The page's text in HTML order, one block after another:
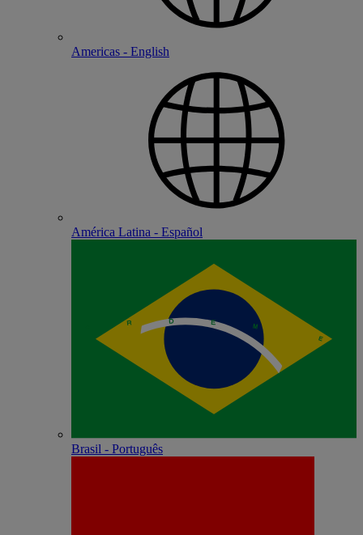
Americas - English
América Latina - Español
Brasil - Português